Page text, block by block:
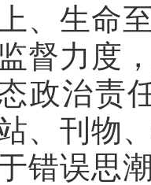
上、生命
监督力度
政治责
、刊物
错误思